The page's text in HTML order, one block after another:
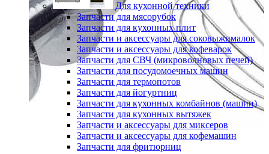
Для кухонной техники
Запчасти для мясорубок
Запчасти для кухонных плит
Запчасти и аксессуары для соковыжималок
Запчасти и аксессуары для кофеварок
Запчасти для СВЧ (микроволновых печей)
Запчасти для посудомоечных машин
Запчасти для термопотов
Запчасти для йогуртниц
Запчасти для кухонных комбайнов (машин)
Запчасти для кухонных вытяжек
Запчасти и аксессуары для миксеров
Запчасти и аксессуары для кофемашин
Запчасти для фритюрниц